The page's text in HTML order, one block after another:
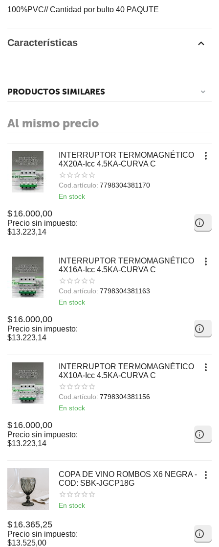
100%PVC// Cantidad por bulto 40 PAQUTE
Características
PRODUCTOS SIMILARES
Al mismo precio
INTERRUPTOR TERMOMAGNÉTICO
4X20A-Icc 4.5KA-CURVA C
Cod.artículo: 7798304381170
En stock
$16.000,00
Precio sin impuesto:
$13.223,14
INTERRUPTOR TERMOMAGNÉTICO
4X16A-Icc 4.5KA-CURVA C
Cod.artículo: 7798304381163
En stock
$16.000,00
Precio sin impuesto:
$13.223,14
INTERRUPTOR TERMOMAGNÉTICO
4X10A-Icc 4.5KA-CURVA C
Cod.artículo: 7798304381156
En stock
$16.000,00
Precio sin impuesto:
$13.223,14
COPA DE VINO ROMBOS X6 NEGRA -
COD: SBK-JGCP18G
En stock
$16.365,25
Precio sin impuesto:
$13.525,00